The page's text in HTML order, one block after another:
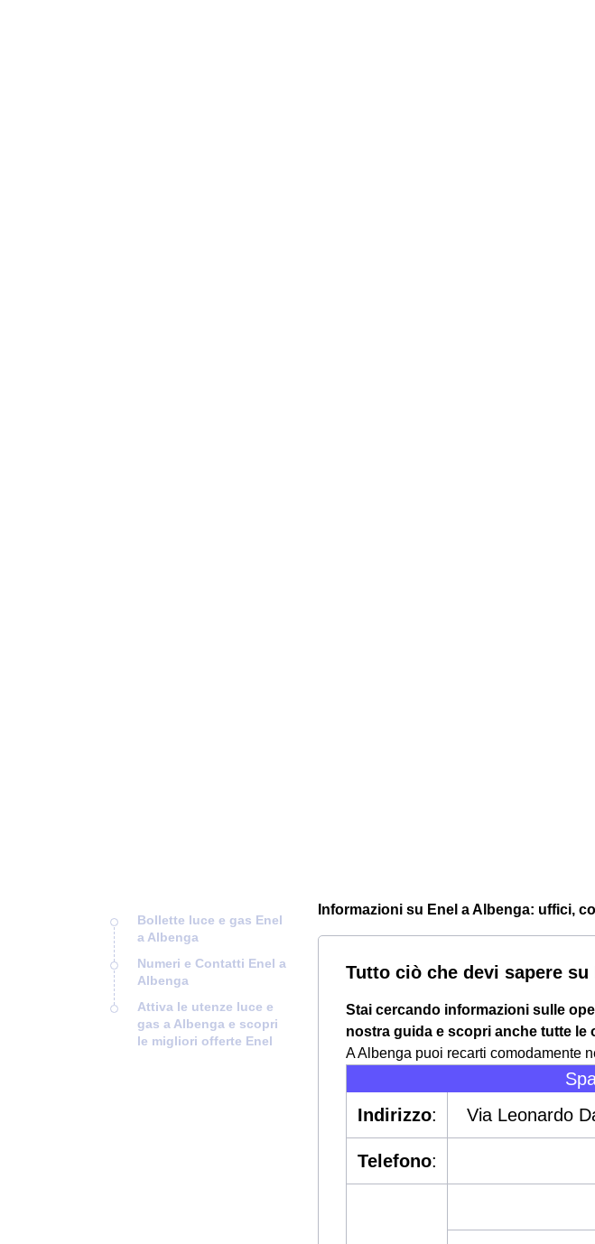
Bollette luce e gas Enel
a Albenga
Numeri e Contatti Enel a
Albenga
Attiva le utenze luce e
gas a Albenga e scopri
le migliori offerte Enel
Informazioni su Enel a Albenga: uffici,
Tutto ciò che devi sapere su
Stai cercando informazioni sulle
nostra guida e scopri anche tutte
A Albenga puoi recarti comodamente
Indirizzo: Via Leonardo
Telefono: